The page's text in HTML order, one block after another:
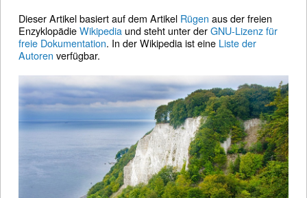
Dieser Artikel basiert auf dem Artikel Rügen aus der freien
EnzyklopädieWikipedia und steht unter derGNU-Lizenz für
freie Dokumentation. In der Wikipedia ist eine Liste der
Autoren verfügbar.